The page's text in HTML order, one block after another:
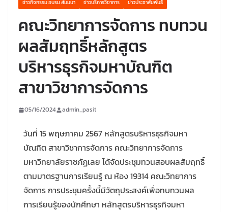
ข่าวกิจกรรม อบรม สัมมนา ข่าวบริการวิชาการ ข่าวประชาสัมพันธ์
คณะวิทยาการจัดการ ทบทวน
ผลสัมฤทธิ์หลักสูตร
บริหารธุรกิจมหาบัณฑิต
สาขาวิชาการจัดการ
05/16/2024 admin_pasit
วันที่ 15 พฤษภาคม 2567 หลักสูตรบริหารธุรกิจมหา
บัณฑิต สาขาวิชาการจัดการ คณะวิทยาการจัดการ
มหาวิทยาลัยราชภัฏเลย ได้จัดประชุมทวนสอบผลสัมฤทธิ์
ตามมาตรฐานการเรียนรู้ ณ ห้อง 19314 คณะวิทยาการ
จัดการ การประชุมครั้งนี้มีวัตถุประสงค์เพื่อทบทวนผล
การเรียนรู้ของนักศึกษา หลักสูตรบริหารธุรกิจมหา